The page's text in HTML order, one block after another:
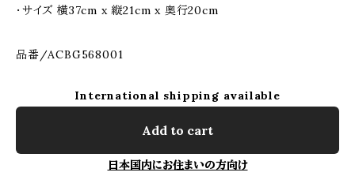
・サイズ 横37cm x 縦21cm x 奥行20cm
品番/ACBG568001
International shipping available
Add to cart
日本国内にお住まいの方向け